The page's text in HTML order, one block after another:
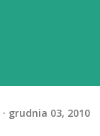
grudnia 03, 2010